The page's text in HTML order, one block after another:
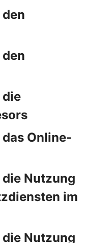
Online-
Nutzung
im
Nutzung